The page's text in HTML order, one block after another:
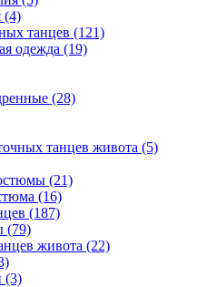
(4)
танцев (121)
одежда (19)
(28)
танцев живота (5)
(21)
(16)
(187)
(79)
живота (22)
(3)